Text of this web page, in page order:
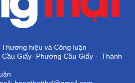
hiệu và Công luận
Giấy- Phường Cầu Giấy - Thành